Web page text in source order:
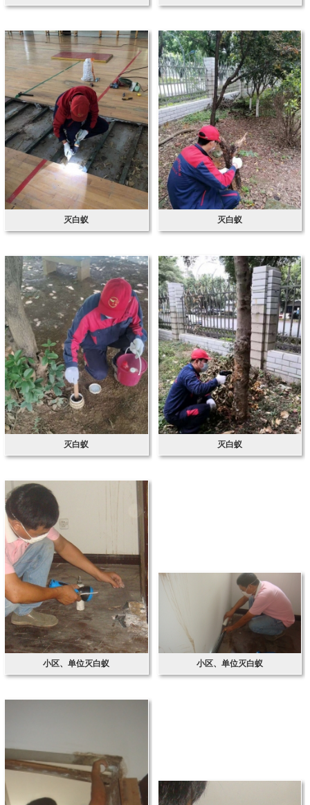
灭白蚁 灭白蚁
灭白蚁 灭白蚁
小区、单位灭白蚁 小区、单位灭白蚁